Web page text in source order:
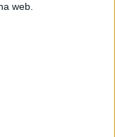
web.